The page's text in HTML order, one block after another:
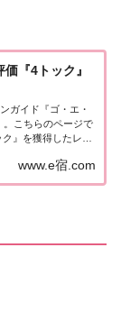
『4トック』
ガイド『ゴ・エ・
。こちらのページで
』を獲得したレス
ック』を獲得した
www.e宿.com